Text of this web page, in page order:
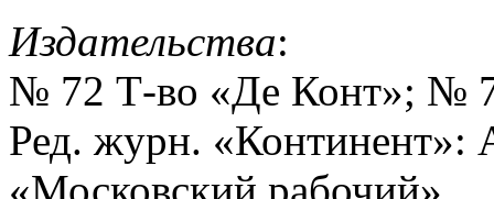
Издательства:
№ 72 Т-во «Де Конт»; №
Ред. журн. «Континент»: